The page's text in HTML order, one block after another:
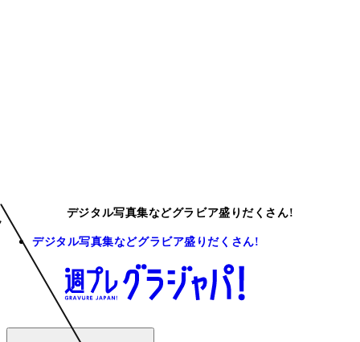
デジタル写真集などグラビア盛りだくさん!
デジタル写真集などグラビア盛りだくさん!